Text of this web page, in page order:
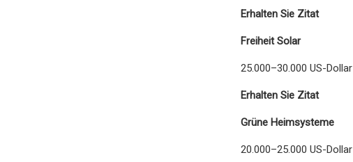
Erhalten Sie Zitat
Freiheit Solar
25.000–30.000 US-Dollar
Erhalten Sie Zitat
Grüne Heimsysteme
20.000–25.000 US-Dollar